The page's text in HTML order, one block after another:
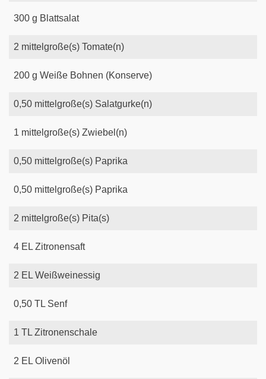
300 g Blattsalat
2 mittelgroße(s) Tomate(n)
200 g Weiße Bohnen (Konserve)
0,50 mittelgroße(s) Salatgurke(n)
1 mittelgroße(s) Zwiebel(n)
0,50 mittelgroße(s) Paprika
0,50 mittelgroße(s) Paprika
2 mittelgroße(s) Pita(s)
4 EL Zitronensaft
2 EL Weißweinessig
0,50 TL Senf
1 TL Zitronenschale
2 EL Olivenöl